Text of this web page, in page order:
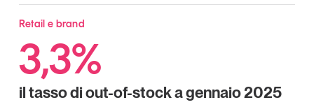
Un anno di
Tendenze2026
Retail e brand
3,3%
il tasso di out-of-stock a gennaio 2025